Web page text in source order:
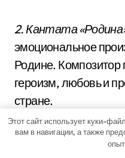
2. Кантата
эмоциональное
Родине. Композитор
героизм, любовь и
стране.
3. Опера «Катерина
Этот сайт использует куки-
вам в навигации, а также